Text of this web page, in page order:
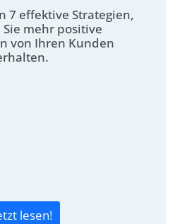
7 effektive Strategien,
mehr positive
von Ihren Kunden
lesen!